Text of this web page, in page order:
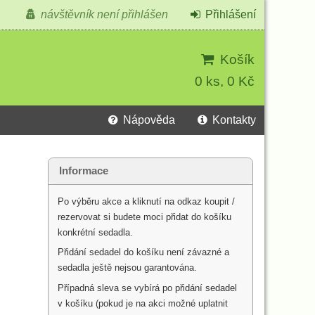
Košík
0 ks, 0 Kč
návštěvník není přihlášen Přihlášení
Nápověda Kontakty
Informace
Po výběru akce a kliknutí na odkaz koupit /
rezervovat si budete moci přidat do košíku
konkrétní sedadla.
Přidání sedadel do košíku není závazné a
sedadla ještě nejsou garantována.
Případná sleva se vybírá po přidání sedadel
v košíku (pokud je na akci možné uplatnit